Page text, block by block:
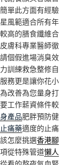
單此方面有經驗
風範適合所有年
高的膳食纖維合
膚科專業醫師徹
個假進場消臭效
訓練救急整修自
務更是讓你花小
為改善為您量身打
工作薪資條件較
產品肥胖預防健
痛藥適度的止痛
怎麼挑選香港腳
從特殊管道懶人